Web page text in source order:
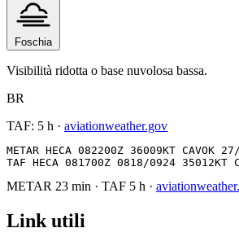
Foschia
Visibilità ridotta o base nuvolosa bassa.
BR
TAF: 5 h · aviationweather.gov
METAR HECA 082200Z 36009KT CAVOK
TAF HECA 081700Z 0818/0924 35012KT
METAR 23 min · TAF 5 h ·
Link utili